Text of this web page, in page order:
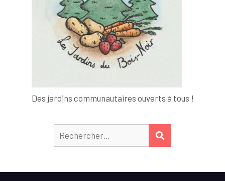
Des jardins communautaires ouverts à tous !